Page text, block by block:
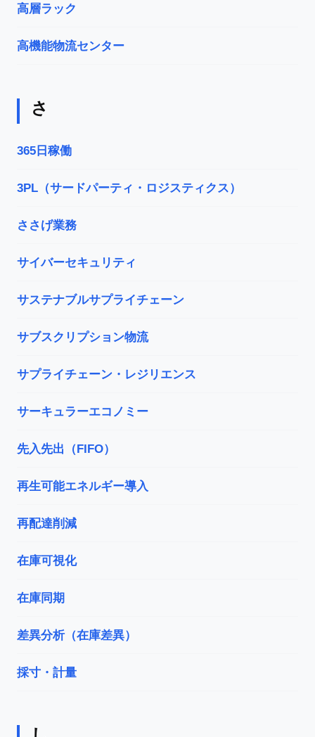
高層ラック
高機能物流センター
さ
365日稼働
3PL（サードパーティ・ロジスティクス）
ささげ業務
サイバーセキュリティ
サステナブルサプライチェーン
サブスクリプション物流
サプライチェーン・レジリエンス
サーキュラーエコノミー
先入先出（FIFO）
再生可能エネルギー導入
再配達削減
在庫可視化
在庫同期
差異分析（在庫差異）
採寸・計量